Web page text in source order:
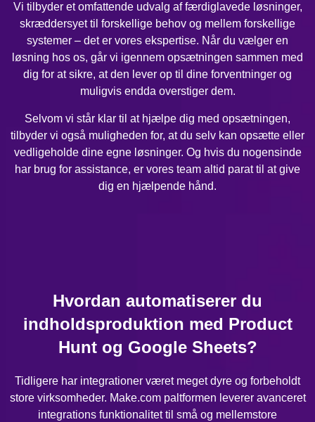
Vi tilbyder et omfattende udvalg af færdiglavede løsninger,
skræddersyet til forskellige behov og mellem forskellige
systemer – det er vores ekspertise. Når du vælger en
løsning hos os, går vi igennem opsætningen sammen med
dig for at sikre, at den lever op til dine forventninger og
muligvis endda overstiger dem.
Selvom vi står klar til at hjælpe dig med opsætningen,
tilbyder vi også muligheden for, at du selv kan opsætte eller
vedligeholde dine egne løsninger. Og hvis du nogensinde
har brug for assistance, er vores team altid parat til at give
dig en hjælpende hånd.
Hvordan automatiserer du
indholdsproduktion med Product
Hunt og Google Sheets?
Tidligere har integrationer været meget dyre og forbeholdt
store virksomheder. Make.com paltformen leverer avanceret
integrations funktionalitet til små og mellemstore